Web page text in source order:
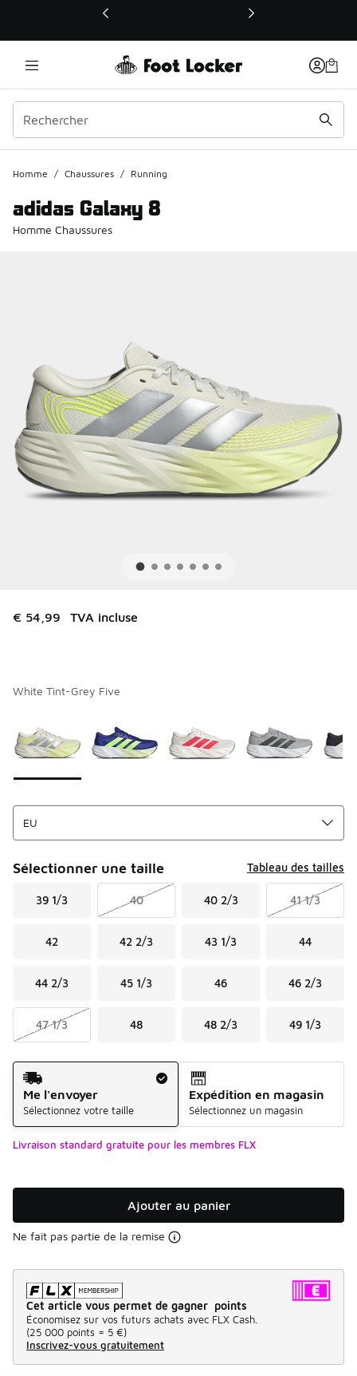
Ce lien ouvrira une nouvelle fenêtre
Homme / Chaussures / Running
adidas Galaxy 8
Homme Chaussures
€ 54,99 TVA incluse
White Tint-Grey Five
Sélectionner une taille Tableau des tailles
39 1/3 40 40 2/3 41 1/3
42 42 2/3 43 1/3 44
44 2/3 45 1/3 46 46 2/3
47 1/3 48 48 2/3 49 1/3
Mode d'expédition
Me l'envoyer
Sélectionnez votre taille
Expédition en magasin
Sélectionnez un magasin
Livraison standard gratuite pour les membres FLX
Ajouter au panier
Ne fait pas partie de la remise
Cet article vous permet de gagner points
Économisez sur vos futurs achats avec FLX Cash.
(25 000 points = 5 €)
Inscrivez-vous gratuitement